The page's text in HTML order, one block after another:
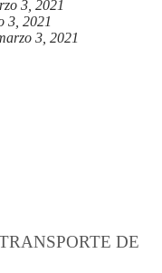
3, 2021
3, 2021
3, 2021
DE